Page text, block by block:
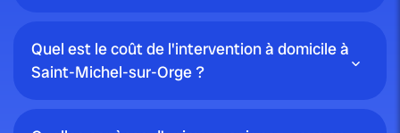
Quel est le coût de l'intervention à domicile à
Saint-Michel-sur-Orge ?